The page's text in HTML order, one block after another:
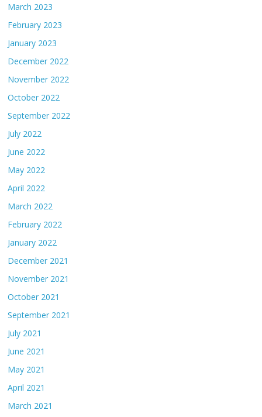
March 2023
February 2023
January 2023
December 2022
November 2022
October 2022
September 2022
July 2022
June 2022
May 2022
April 2022
March 2022
February 2022
January 2022
December 2021
November 2021
October 2021
September 2021
July 2021
June 2021
May 2021
April 2021
March 2021